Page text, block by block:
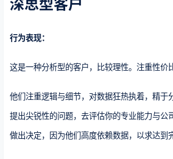
深思型客户
行为表现：
这是一种分析型的客户，比较理性。注重性价比
他们注重逻辑与细节，对数据狂热执着，精于
提出尖锐性的问题，去评估你的专业能力与公
做出决定，因为他们高度依赖数据，以求达到